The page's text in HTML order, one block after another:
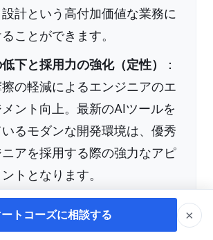
計という高付加価値な業務に
ことができます。
下と採用力の強化（定性）
：
の軽減によるエンジニアのエ
ント向上。最新のAIツールを
るモダンな開発環境は、優秀
アを採用する際の強力なアピ
トとなります。
トコーズに相談する ×